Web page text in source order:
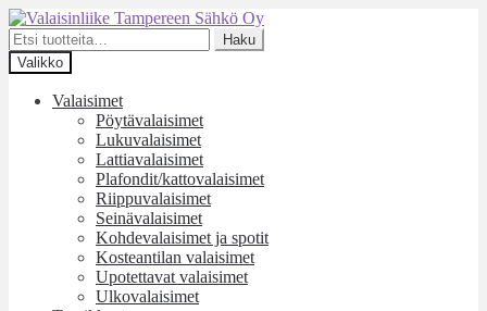
Siirry
navigointiin
Siirry
sisältöön
Etsi:
Haku
Valikko
Valaisimet
Pöytävalaisimet
Lukuvalaisimet
Lattiavalaisimet
Plafondit/kattovalaisimet
Riippuvalaisimet
Seinävalaisimet
Kohdevalaisimet ja spotit
Kosteantilan valaisimet
Upotettavat valaisimet
Ulkovalaisimet